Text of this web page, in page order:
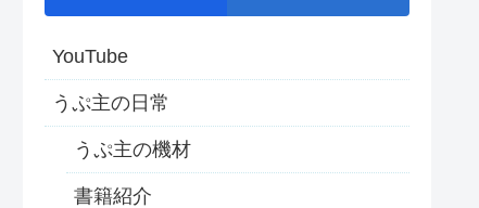
YouTube
うぷ主の日常
うぷ主の機材
書籍紹介